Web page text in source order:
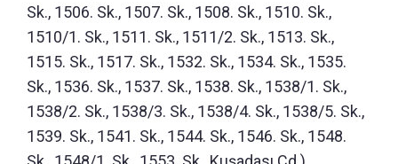
Sk., 1506. Sk., 1507. Sk., 1508. Sk., 1510. Sk.,
1510/1. Sk., 1511. Sk., 1511/2. Sk., 1513. Sk.,
1515. Sk., 1517. Sk., 1532. Sk., 1534. Sk., 1535.
Sk., 1536. Sk., 1537. Sk., 1538. Sk., 1538/1. Sk.,
1538/2. Sk., 1538/3. Sk., 1538/4. Sk., 1538/5. Sk.,
1539. Sk., 1541. Sk., 1544. Sk., 1546. Sk., 1548.